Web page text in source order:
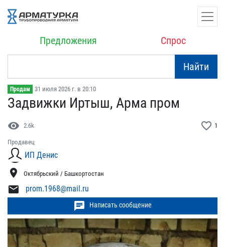
Предложения Спрос
Найти
Продам 31 июля 2026 г. в 20:10
Задвижки Иртыш, Арма про​м
visibility 2.6k favorite_border 1
Продавец
ИП Денис
location_on Октябрьский / Башкортостан
mail prom.1968@mail.ru
chat Написать сообщение